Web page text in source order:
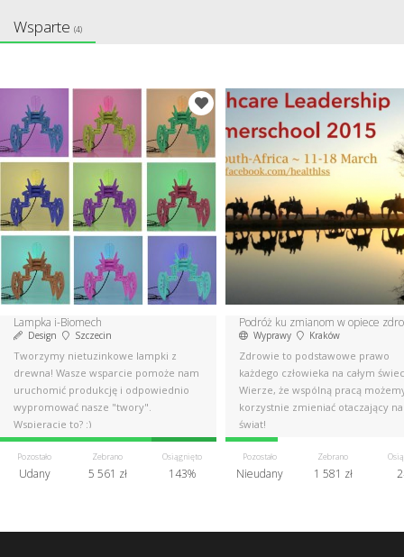
Wsparte (4)
Lampka i-Biomech
Design Szczecin
Tworzymy nietuzinkowe lampki z
drewna! Wasze wsparcie pomoże nam
uruchomić produkcję i odpowiednio
wypromować nasze "twory".
Wspieracie to? :)
Pozostało
Udany
Zebrano
5 561 zł
Osiągnięto
143%
Wyprawy Kraków
Zdrowie to podstawowe prawo
każdego człowieka na całym
Wierze, że wspólną pracą
korzystnie zmieniać otaczający
świat!
Pozostało
Nieudany
Zebrano
1 581 zł